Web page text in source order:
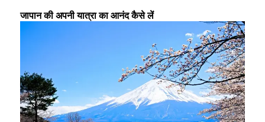
जापान की अपनी यात्रा का आनंद कैसे लें